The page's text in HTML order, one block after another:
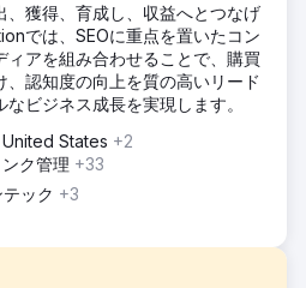
、獲得、育成し、収益へとつなげ
では、SEOに重点を置いたコン
ィアを組み合わせることで、購買
認知度の向上を質の高いリード
ビジネス成長を実現します。
States +2
ク管理 +33
ック +3